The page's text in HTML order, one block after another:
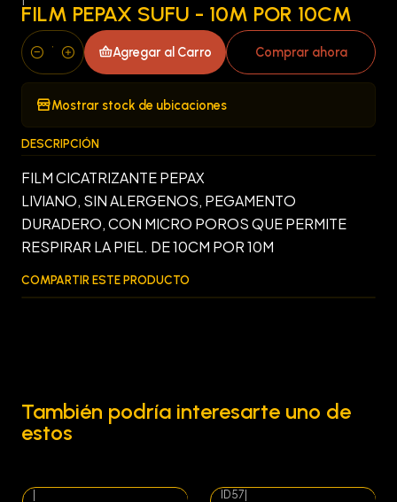
FILM PEPAX SUFU - 10M POR 10CM
Cantidad
Agregar al Carro Comprar ahora
Mostrar stock de ubicaciones
DESCRIPCIÓN
FILM CICATRIZANTE PEPAX
LIVIANO, SIN ALERGENOS, PEGAMENTO
DURADERO, CON MICRO POROS QUE PERMITE
RESPIRAR LA PIEL. DE 10CM POR 10M
COMPARTIR ESTE PRODUCTO
También podría interesarte uno de
estos
ID57